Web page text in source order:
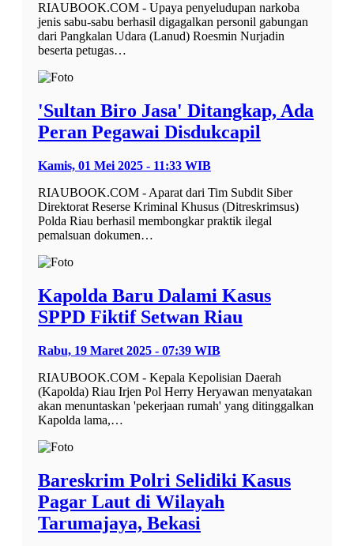
RIAUBOOK.COM - Upaya penyeludupan narkoba
jenis sabu-sabu berhasil digagalkan personil gabungan
dari Pangkalan Udara (Lanud) Roesmin Nurjadin
beserta petugas…
'Sultan Biro Jasa' Ditangkap, Ada
Peran Pegawai Disdukcapil
Kamis, 01 Mei 2025 - 11:33 WIB
RIAUBOOK.COM - Aparat dari Tim Subdit Siber
Direktorat Reserse Kriminal Khusus (Ditreskrimsus)
Polda Riau berhasil membongkar praktik ilegal
pemalsuan dokumen…
Kapolda Baru Dalami Kasus
SPPD Fiktif Setwan Riau
Rabu, 19 Maret 2025 - 07:39 WIB
RIAUBOOK.COM - Kepala Kepolisian Daerah
(Kapolda) Riau Irjen Pol Herry Heryawan menyatakan
akan menuntaskan 'pekerjaan rumah' yang ditinggalkan
Kapolda lama,…
Bareskrim Polri Selidiki Kasus
Pagar Laut di Wilayah
Tarumajaya, Bekasi